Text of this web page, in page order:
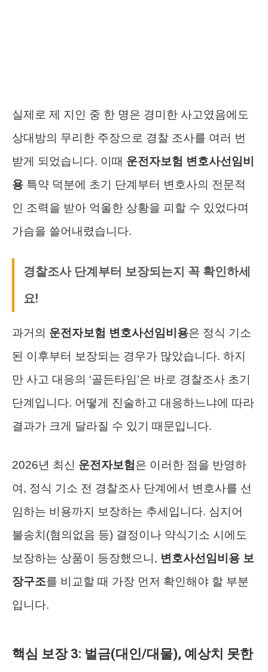
실제로 제 지인 중 한 명은 경미한 사고였음에도
상대방의 무리한 주장으로 경찰 조사를 여러 번
받게 되었습니다. 이때 운전자보험 변호사선임비
용 특약 덕분에 초기 단계부터 변호사의 전문적
인 조력을 받아 억울한 상황을 피할 수 있었다며
가슴을 쓸어내렸습니다.
경찰조사 단계부터 보장되는지 꼭 확인하세
요!
과거의 운전자보험 변호사선임비용은 정식 기소
된 이후부터 보장되는 경우가 많았습니다. 하지
만 사고 대응의 ‘골든타임’은 바로 경찰조사 초기
단계입니다. 어떻게 진술하고 대응하느냐에 따라
결과가 크게 달라질 수 있기 때문입니다.
2026년 최신 운전자보험은 이러한 점을 반영하
여, 정식 기소 전 경찰조사 단계에서 변호사를 선
임하는 비용까지 보장하는 추세입니다. 심지어
불송치(혐의없음 등) 결정이나 약식기소 시에도
보장하는 상품이 등장했으니, 변호사선임비용 보
장구조를 비교할 때 가장 먼저 확인해야 할 부분
입니다.
핵심 보장 3: 벌금(대인/대물), 예상치 못한